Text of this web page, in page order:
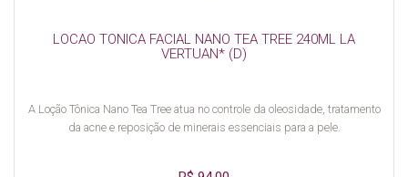
LOCAO TONICA FACIAL NANO TEA TREE 240ML LA
VERTUAN* (D)
A Loção Tônica Nano Tea Tree atua no controle da oleosidade, tratamento
da acne e reposição de minerais essenciais para a pele.